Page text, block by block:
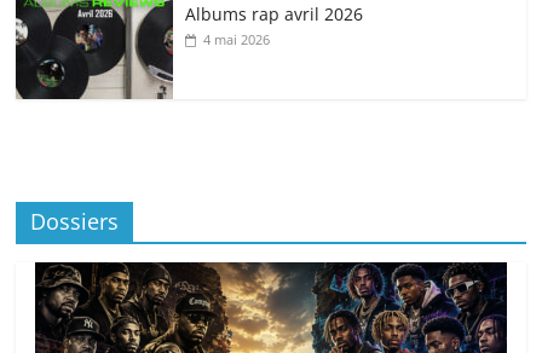
Albums rap avril 2026
4 mai 2026
Dossiers